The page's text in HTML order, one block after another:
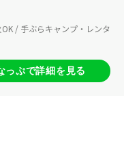
/ 手ぶらキャンプ・レンタ
っぷで詳細を見る